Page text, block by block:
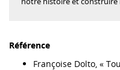
Référence
Françoise Dolto, «